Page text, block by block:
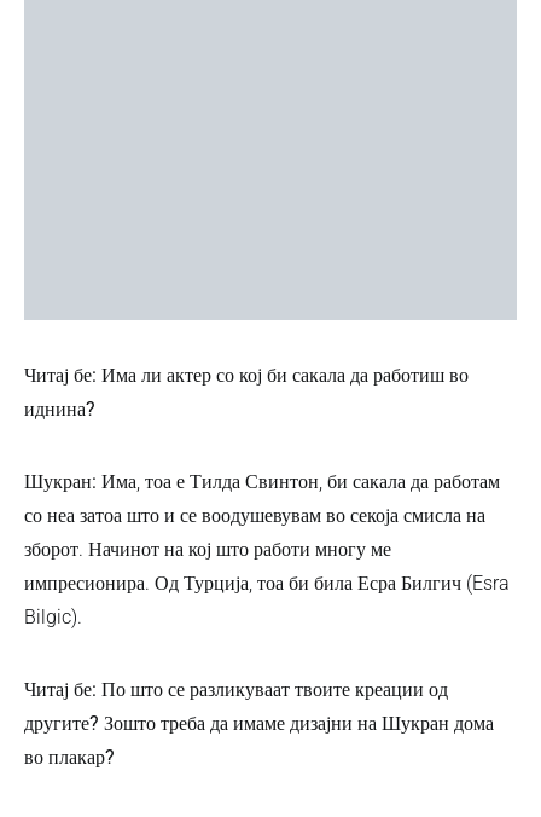
Читај бе: Има ли актер со кој би сакала да работиш во
иднина?
Шукран: Има, тоа е Тилда Свинтон, би сакала да работам
со неа затоа што и се воодушевувам во секоја смисла на
зборот. Начинот на кој што работи многу ме
импресионира. Од Турција, тоа би била Есра Билгич (Esra
Bilgic).
Читај бе: По што се разликуваат твоите креации од
другите? Зошто треба да имаме дизајни на Шукран дома
во плакар?